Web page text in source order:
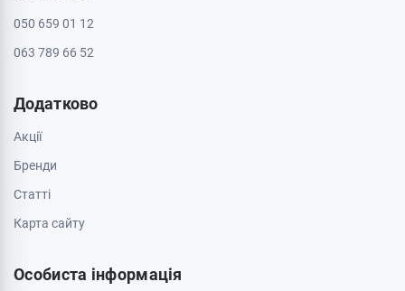
050 659 01 12
063 789 66 52
Додатково
Акції
Бренди
Cтатті
Карта сайту
Особиста інформація